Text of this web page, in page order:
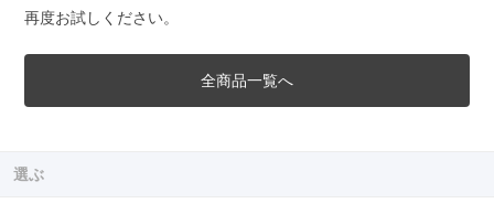
再度お試しください。
全商品一覧へ
選ぶ